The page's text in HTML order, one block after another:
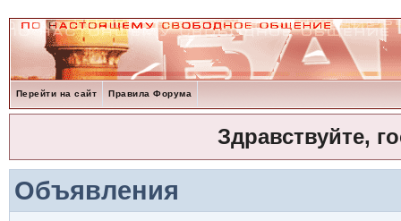
Перейти на сайт Правила Форума
Здравствуйте,
Объявления